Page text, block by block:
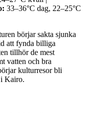
33–36°C dag, 22–25°C
börjar sakta sjunka
att fynda billiga
tillhör de mest
vatten och bra
kulturresor bli
Kairo.